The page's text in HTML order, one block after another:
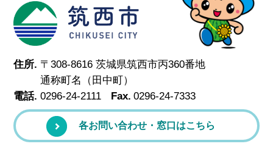
筑西市
住所. 〒308-8616 茨城県筑西市丙360番地
通称町名（田中町）
電話. 0296-24-2111 Fax. 0296-24-7333
各お問い合わせ・窓口はこちら